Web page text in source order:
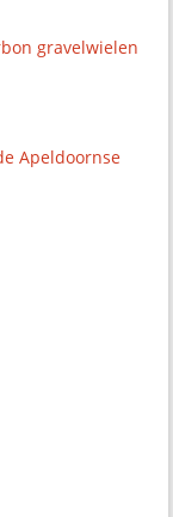
gravelwielen
Apeldoornse